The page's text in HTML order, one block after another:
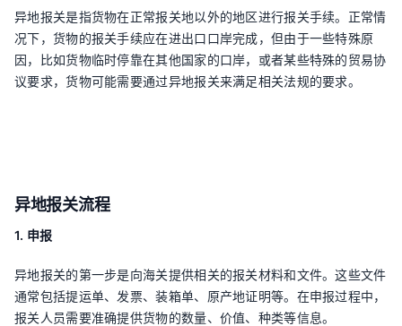
异地报关是指货物在正常报关地以外的地区进行报关手续。正常情
况下，货物的报关手续应在进出口口岸完成，但由于一些特殊原
因，比如货物临时停靠在其他国家的口岸，或者某些特殊的贸易协
议要求，货物可能需要通过异地报关来满足相关法规的要求。
异地报关流程
1. 申报
异地报关的第一步是向海关提供相关的报关材料和文件。这些文件
通常包括提运单、发票、装箱单、原产地证明等。在申报过程中，
报关人员需要准确提供货物的数量、价值、种类等信息。